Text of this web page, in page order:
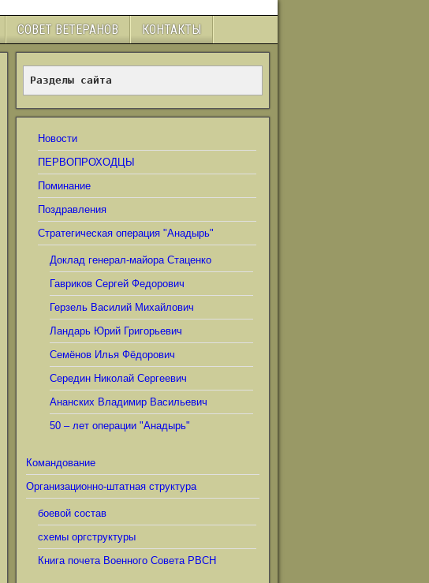
СОВЕТ ВЕТЕРАНОВ КОНТАКТЫ
Разделы сайта
Новости
ПЕРВОПРОХОДЦЫ
Поминание
Поздравления
Стратегическая операция "Анадырь"
Доклад генерал-майора Стаценко
Гавриков Сергей Федорович
Герзель Василий Михайлович
Ландарь Юрий Григорьевич
Семёнов Илья Фёдорович
Середин Николай Сергеевич
Ананских Владимир Васильевич
50 – лет операции "Анадырь"
Командование
Организационно-штатная структура
боевой состав
схемы оргструктуры
Книга почета Военного Совета РВСН